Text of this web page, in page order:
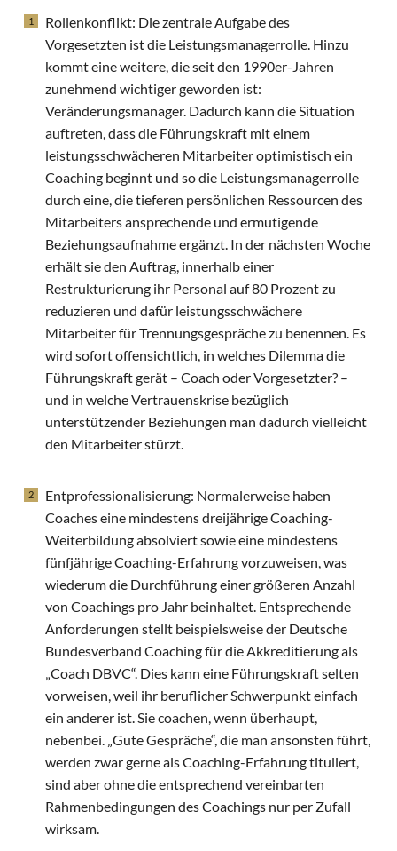
Rollenkonflikt: Die zentrale Aufgabe des
Vorgesetzten ist die Leistungsmanagerrolle. Hinzu
kommt eine weitere, die seit den 1990er-Jahren
zunehmend wichtiger geworden ist:
Veränderungsmanager. Dadurch kann die Situation
auftreten, dass die Führungskraft mit einem
leistungsschwächeren Mitarbeiter optimistisch ein
Coaching beginnt und so die Leistungsmanagerrolle
durch eine, die tieferen persönlichen Ressourcen des
Mitarbeiters ansprechende und ermutigende
Beziehungsaufnahme ergänzt. In der nächsten Woche
erhält sie den Auftrag, innerhalb einer
Restrukturierung ihr Personal auf 80 Prozent zu
reduzieren und dafür leistungsschwächere
Mitarbeiter für Trennungsgespräche zu benennen. Es
wird sofort offensichtlich, in welches Dilemma die
Führungskraft gerät – Coach oder Vorgesetzter? –
und in welche Vertrauenskrise bezüglich
unterstützender Beziehungen man dadurch vielleicht
den Mitarbeiter stürzt.
Entprofessionalisierung: Normalerweise haben
Coaches eine mindestens dreijährige Coaching-
Weiterbildung absolviert sowie eine mindestens
fünfjährige Coaching-Erfahrung vorzuweisen, was
wiederum die Durchführung einer größeren Anzahl
von Coachings pro Jahr beinhaltet. Entsprechende
Anforderungen stellt beispielsweise der Deutsche
Bundesverband Coaching für die Akkreditierung als
„Coach DBVC“. Dies kann eine Führungskraft selten
vorweisen, weil ihr beruflicher Schwerpunkt einfach
ein anderer ist. Sie coachen, wenn überhaupt,
nebenbei. „Gute Gespräche“, die man ansonsten führt,
werden zwar gerne als Coaching-Erfahrung tituliert,
sind aber ohne die entsprechend vereinbarten
Rahmenbedingungen des Coachings nur per Zufall
wirksam.